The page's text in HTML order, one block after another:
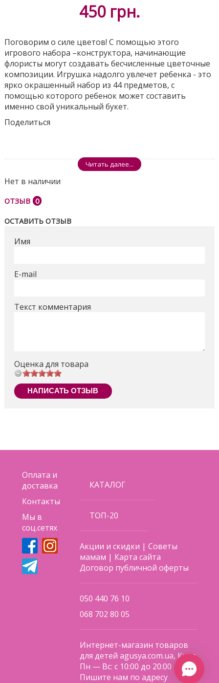
450 грн.
Поговорим о силе цветов! С помощью этого
игрового набора –конструктора, начинающие
флористы могут создавать бесчисленные цветочные
композиции. Игрушка надолго увлечет ребенка - это
ярко окрашенный набор из 44 предметов, с
помощью которого ребенок может составить
именно свой уникальный букет.
Поделиться
Читать далее...
Нет в наличии
ОТЗЫВ 0
ОСТАВИТЬ ОТЗЫВ
Имя
E-mail
Текст комментария
Оценка для товара
НАПИСАТЬ ОТЗЫВ
Оплата и
доставка
Контакты
Мы в
соц.сетях
КАТАЛОГ
ТОП-20
Акции и скидки |Советы
мамам | Карта сайта
Договор публичной оферты
050 440 76 10
068 702 80 05
Интернет-магазин товаров
для детей agusya.com.ua, Киев
Пн — Вс: с 10:00 до 20:00
Пишите нам по адресу